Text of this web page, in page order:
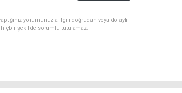
yorumunuzla ilgili doğrudan veya dolaylı
hiçbir şekilde sorumlu tutulamaz.